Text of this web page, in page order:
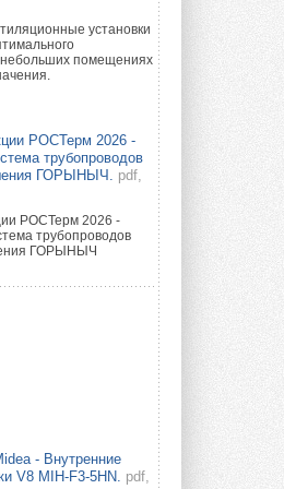
установки
небольших помещениях
РОСТерм 2026 -
трубопроводов
ГОРЫНЫЧ.
pdf,
РОСТерм 2026 -
трубопроводов
ГОРЫНЫЧ
- Внутренние
V8 MIH-F3-5HN. pdf,